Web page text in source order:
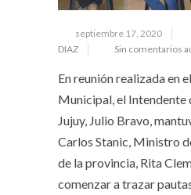
septiembre 17, 2020
DIAZ
Sin comentarios
En reunión realizada en
Municipal, el Intendente
Jujuy, Julio Bravo,
Carlos Stanic, Ministro
de la provincia, Rita
comenzar a trazar